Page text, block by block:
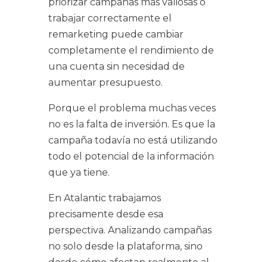
trabajar correctamente el
remarketing puede cambiar
completamente el rendimiento de
una cuenta sin necesidad de
aumentar presupuesto.
Porque el problema muchas veces
no es la falta de inversión. Es que la
campaña todavía no está utilizando
todo el potencial de la información
que ya tiene.
En Atalantic trabajamos
precisamente desde esa
perspectiva. Analizando campañas
no solo desde la plataforma, sino